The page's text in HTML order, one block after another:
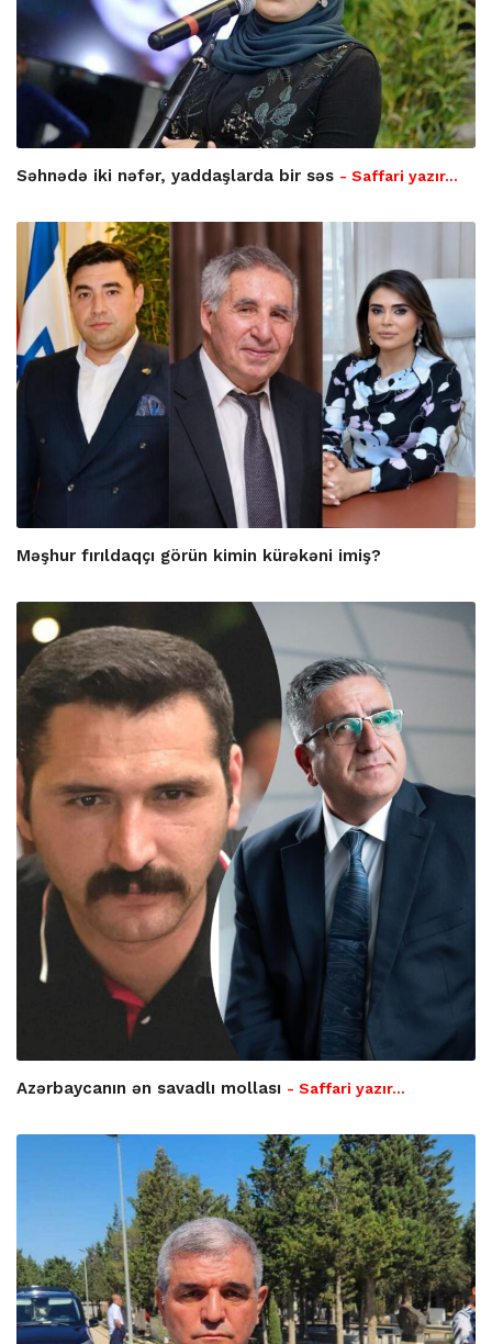
Səhnədə iki nəfər, yaddaşlarda bir səs - Saffari yazır…
Məşhur fırıldaqçı görün kimin kürəkəni imiş?
Azərbaycanın ən savadlı mollası - Saffari yazır…